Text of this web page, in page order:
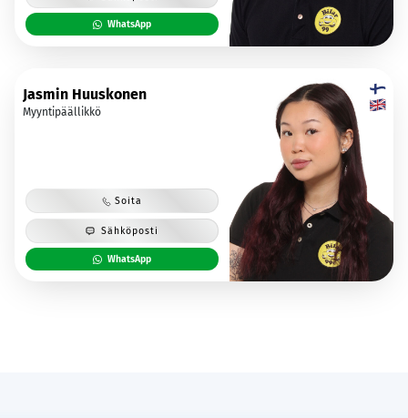
WhatsApp
Jasmin Huuskonen
Myyntipäällikkö
Soita
Sähköposti
WhatsApp